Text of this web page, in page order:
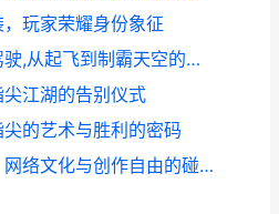
玩家荣耀身份象征
和平精英滑翔机如何驾驶,从起飞到制霸天空的完整指南
江湖的告别仪式
的艺术与胜利的密码
我的世界小本怎么了，网络文化与创作自由的碰撞